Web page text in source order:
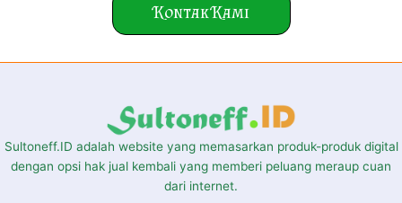
Kontak Kami
Sultoneff.ID adalah website yang memasarkan produk-produk digital
dengan opsi hak jual kembali yang memberi peluang meraup cuan
dari internet.